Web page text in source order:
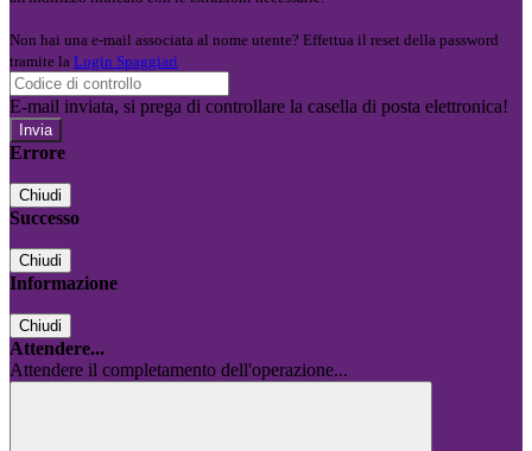
Non hai una e-mail associata al nome utente? Effettua il reset della password
tramite la Login Spaggiari
E-mail inviata, si prega di controllare la casella di posta elettronica!
Errore
Chiudi
Successo
Chiudi
Informazione
Chiudi
Attendere...
Attendere il completamento dell'operazione...